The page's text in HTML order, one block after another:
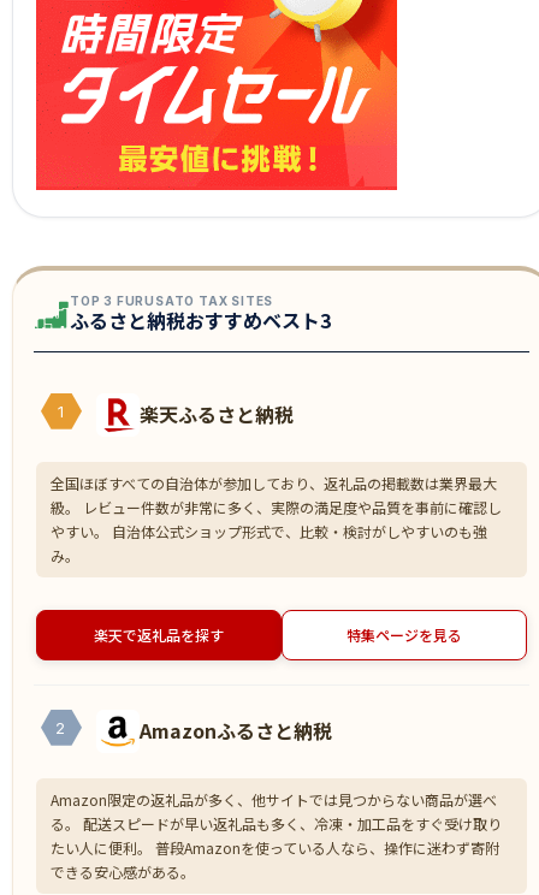
TOP 3 FURUSATO TAX SITES
ふるさと納税おすすめベスト3
1 楽天ふるさと納税
全国ほぼすべての自治体が参加しており、返礼品の掲載数は業界最大
級。 レビュー件数が非常に多く、実際の満足度や品質を事前に確認し
やすい。 自治体公式ショップ形式で、比較・検討がしやすいのも強
み。
楽天で返礼品を探す 特集ページを見る
2 Amazonふるさと納税
Amazon限定の返礼品が多く、他サイトでは見つからない商品が選べ
る。 配送スピードが早い返礼品も多く、冷凍・加工品をすぐ受け取り
たい人に便利。 普段Amazonを使っている人なら、操作に迷わず寄附
できる安心感がある。